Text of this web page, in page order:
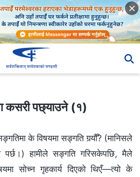
कसरी पछ्याउने (१)
के विषयमा सङ्गति गर्‍यौँ? (मानिसले
पर्छ।) हामीले सङ्गति गरिसकेपछि, मैले
सोच्‍न गृहकार्य दिएको थिएँ—त्यो के